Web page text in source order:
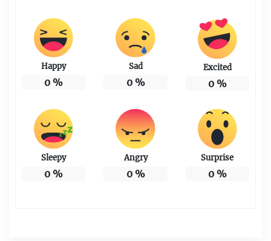
Happy
0 %
Sad
0%
Excited
0%
Sleepy
0 %
Angry
0%
Surprise
0%